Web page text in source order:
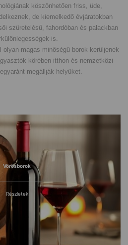
köszönhetően friss, üde,
de kiemelkedő évjáratokban
szüretelésű, fahordóban és palackban
is.
magas minőségű borok kerüljenek
körében itthon és nemzetközi
megállják helyüket.
Vörösborok
Részletek